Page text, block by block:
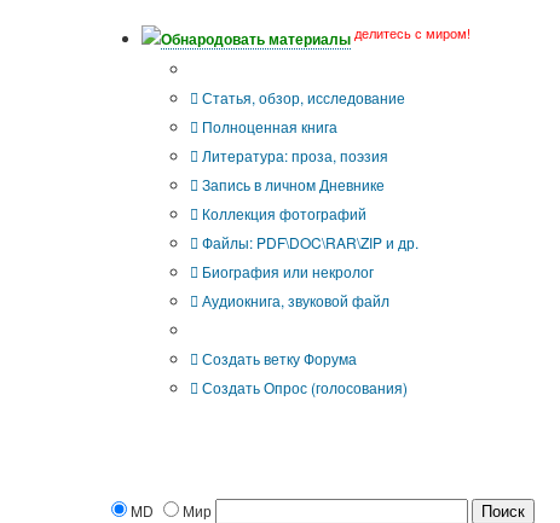
Обнародовать материалы делитесь с миром!
Статья, обзор, исследование
Полноценная книга
Литература: проза, поэзия
Запись в личном Дневнике
Коллекция фотографий
Файлы: PDF\DOC\RAR\ZIP и др.
Биография или некролог
Аудиокнига, звуковой файл
Создать ветку Форума
Создать Опрос (голосования)
MD Мир